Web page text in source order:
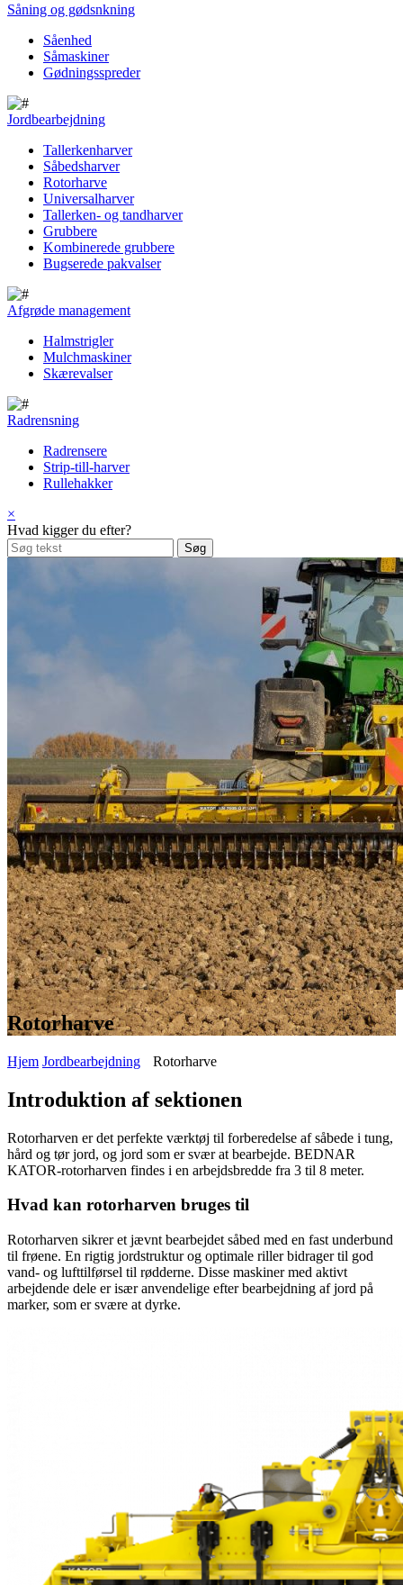
Såning og gødsnkning
Såenhed
Såmaskiner
Gødningsspreder
Jordbearbejdning
Tallerkenharver
Såbedsharver
Rotorharve
Universalharver
Tallerken- og tandharver
Grubbere
Kombinerede grubbere
Bugserede pakvalser
Afgrøde management
Halmstrigler
Mulchmaskiner
Skærevalser
Radrensning
Radrensere
Strip-till-harver
Rullehakker
×
Hvad kigger du efter?
Rotorharve
Hjem Jordbearbejdning Rotorharve
Introduktion af sektionen
Rotorharven er det perfekte værktøj til forberedelse af såbede i tung,
hård og tør jord, og jord som er svær at bearbejde. BEDNAR
KATOR-rotorharven findes i en arbejdsbredde fra 3 til 8 meter.
Hvad kan rotorharven bruges til
Rotorharven sikrer et jævnt bearbejdet såbed med en fast underbund
til frøene. En rigtig jordstruktur og optimale riller bidrager til god
vand- og lufttilførsel til rødderne. Disse maskiner med aktivt
arbejdende dele er især anvendelige efter bearbejdning af jord på
marker, som er svære at dyrke.